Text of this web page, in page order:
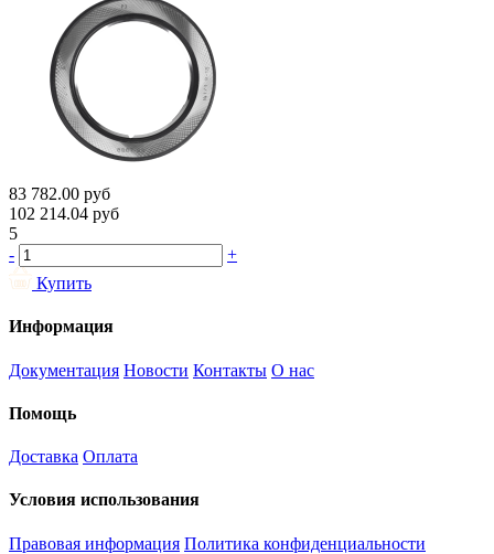
83 782.00 руб
102 214.04 руб
5
-
+
Купить
Информация
Документация Новости Контакты О нас
Помощь
Доставка Оплата
Условия использования
Правовая информация Политика конфиденциальности